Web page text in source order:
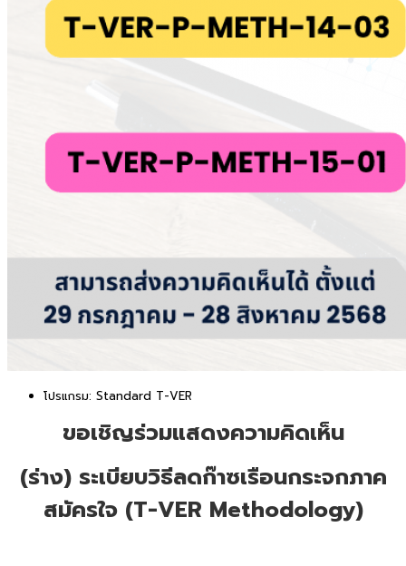
โปรแกรม: Standard T-VER
ขอเชิญร่วมแสดงความคิดเห็น
(ร่าง) ระเบียบวิธีลดก๊าซเรือนกระจกภาค
สมัครใจ (T-VER Methodology)